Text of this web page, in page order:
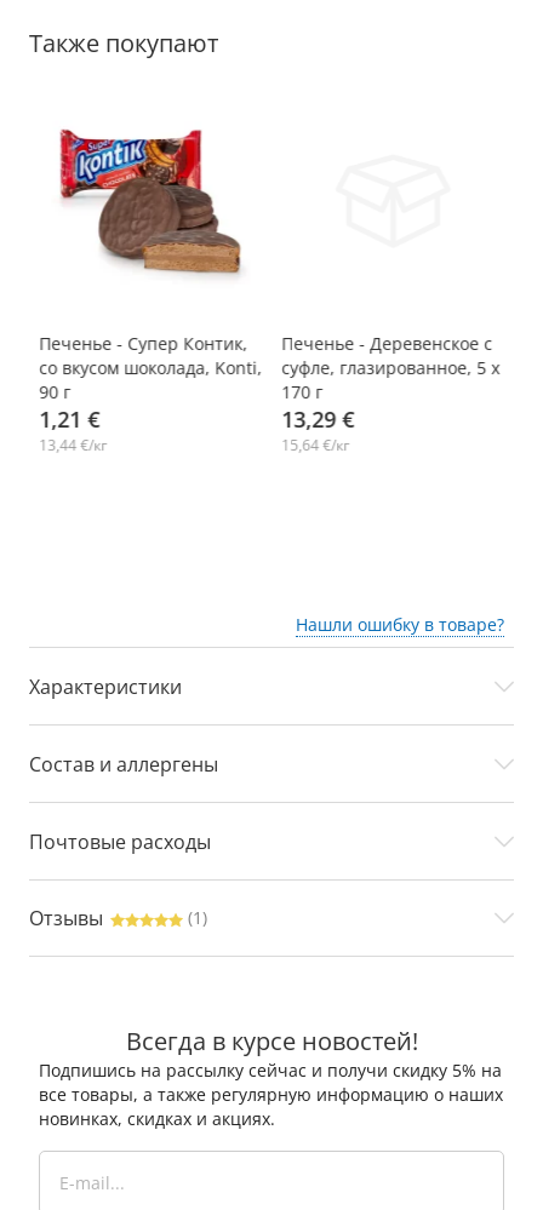
Также покупают
Печенье - Супер Контик,
со вкусом шоколада, Konti,
90 г
1,21 €
13,44 €/кг
-10%
Печенье - Деревенское с
суфле, глазированное, 5 х
170 г
13,29 €
15,64 €/кг
Нашли ошибку в товаре?
Характеристики
Состав и аллергены
Почтовые расходы
Отзывы (1)
Всегда в курсе новостей!
Подпишись на рассылку сейчас и получи скидку 5% на
все товары, а также регулярную информацию о наших
новинках, скидках и акциях.